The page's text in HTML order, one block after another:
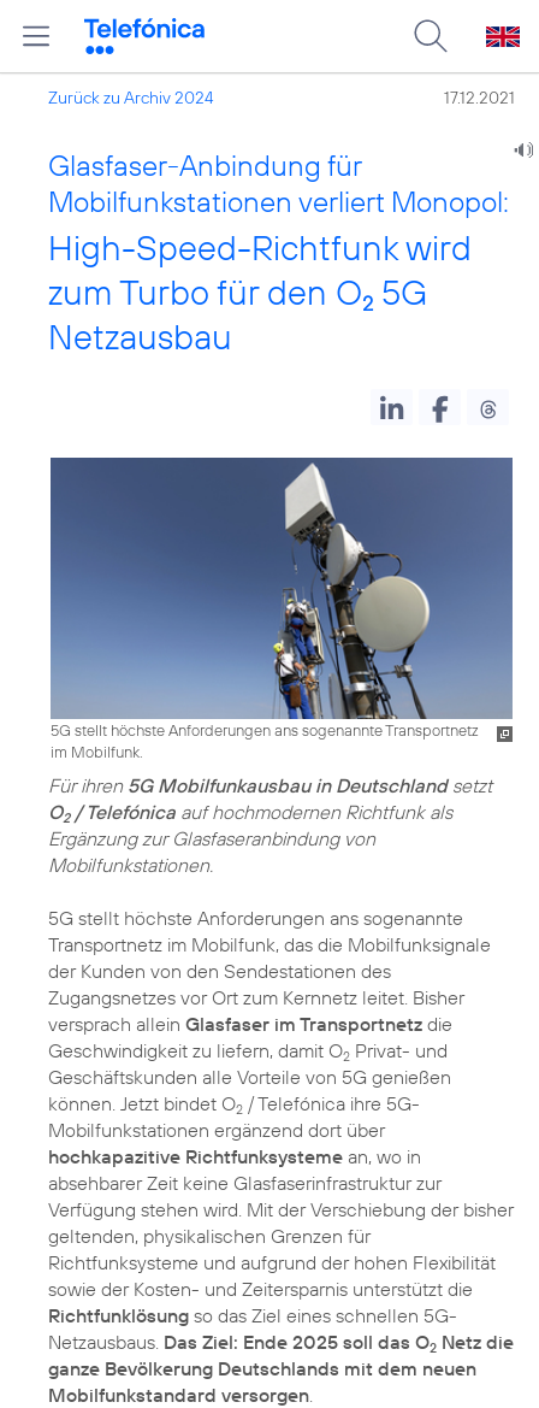
Zurück zu Archiv 2024 17.12.2021
Glasfaser-Anbindung für
Mobilfunkstationen verliert Monopol:
High-Speed-Richtfunk wird
zum Turbo für den O2 5G
Netzausbau
5G stellt höchste Anforderungen ans sogenannte Transportnetz
im Mobilfunk.
Für ihren 5G Mobilfunkausbau in Deutschlandsetzt
O2/ Telefónica auf hochmodernen Richtfunk als
Ergänzung zur Glasfaseranbindung von
Mobilfunkstationen.
5G stellt höchste Anforderungen ans sogenannte
Transportnetz im Mobilfunk, das die Mobilfunksignale
der Kunden von den Sendestationen des
Zugangsnetzes vor Ort zum Kernnetz leitet. Bisher
versprach allein Glasfaser im Transportnetz die
Geschwindigkeit zu liefern, damit O2 Privat- und
Geschäftskunden alle Vorteile von 5G genießen
können. Jetzt bindet O2 / Telefónica ihre 5G-
Mobilfunkstationen ergänzend dort über
hochkapazitive Richtfunksysteme an, wo in
absehbarer Zeit keine Glasfaserinfrastruktur zur
Verfügung stehen wird. Mit der Verschiebung der bisher
geltenden, physikalischen Grenzen für
Richtfunksysteme und aufgrund der hohen Flexibilität
sowie der Kosten- und Zeitersparnis unterstützt die
Richtfunklösung so das Ziel eines schnellen 5G-
Netzausbaus. Das Ziel: Ende 2025 soll das O2 Netz die
ganze Bevölkerung Deutschlands mit dem neuen
Mobilfunkstandard versorgen